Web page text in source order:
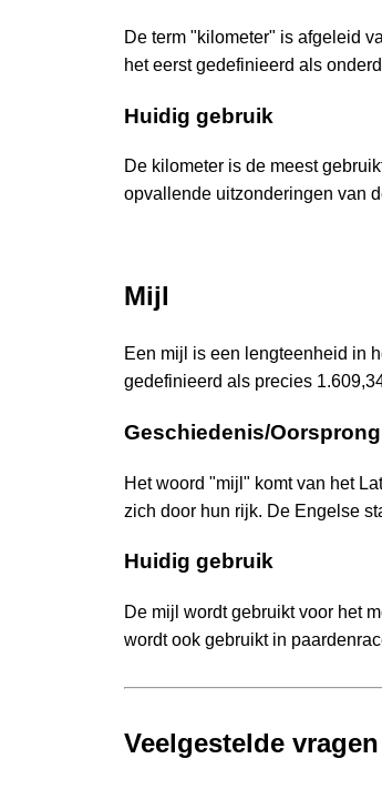
De term "kilometer" is afgeleid
het eerst gedefinieerd als
Huidig gebruik
De kilometer is de meest
opvallende uitzonderingen van
Mijl
Een mijl is een lengteenheid in
gedefinieerd als precies
Geschiedenis/Oorsprong
Het woord "mijl" komt van het
zich door hun rijk. De Engelse
Huidig gebruik
De mijl wordt gebruikt voor het
wordt ook gebruikt in
Veelgestelde vragen